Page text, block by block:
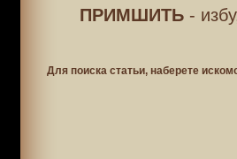
ПРИМШИТЬ-
Для поиска статьи, наберете